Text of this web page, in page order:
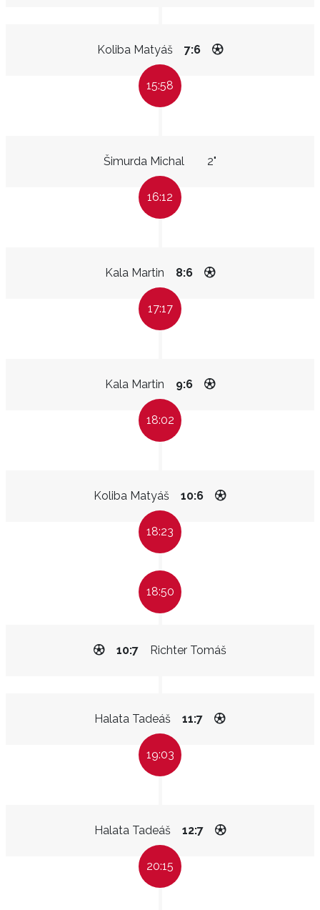
Koliba Matyáš 7:6
15:58
Šimurda Michal 2"
16:12
Kala Martin 8:6
17:17
Kala Martin 9:6
18:02
Koliba Matyáš 10:6
18:23
18:50
Richter Tomáš
10:7
Halata Tadeáš 11:7
19:03
Halata Tadeáš 12:7
20:15